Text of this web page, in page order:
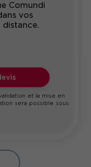
Comundi
vos
distance.
et la mise en
sera possible sous